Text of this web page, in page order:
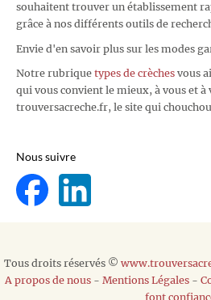
souhaitent trouver un établissement
grâce à nos différents outils de
Envie d'en savoir plus sur les modes
Notre rubrique types de crèches vous
qui vous convient le mieux, à vous et à
trouversacreche.fr, le site qui
Nous suivre
Tous droits réservés ©
A propos de nous- Mentions Légales-
font